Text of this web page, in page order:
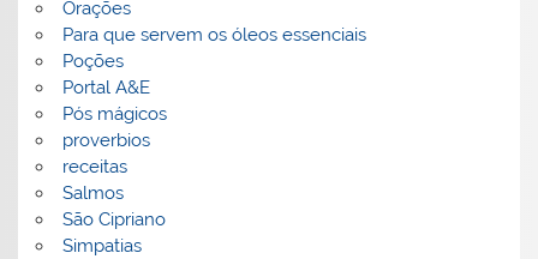
Orações
Para que servem os óleos essenciais
Poções
Portal A&E
Pós mágicos
proverbios
receitas
Salmos
São Cipriano
Simpatias